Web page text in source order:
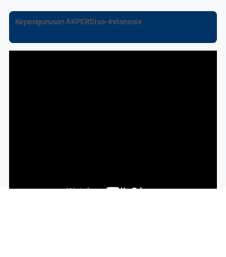
Kepengurusan AKPERSI se-Indonesia